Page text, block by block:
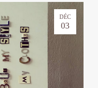
DÉC
03